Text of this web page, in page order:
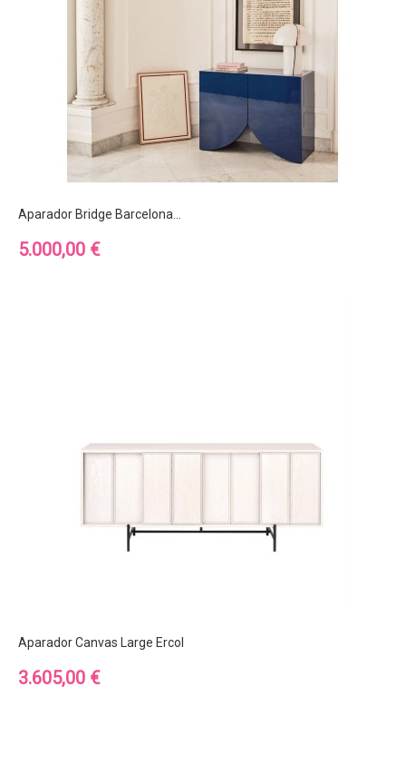
Aparador Bridge Barcelona...
Precio
5.000,00 €
Aparador Canvas Large Ercol
Precio
3.605,00 €